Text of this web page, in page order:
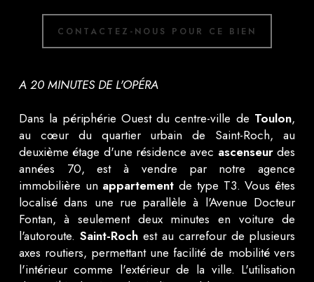
CONTACTEZ-NOUS POUR CE BIEN
A 20 MINUTES DE L'OPÉRA
Dans la périphérie Ouest du centre-ville de Toulon,
au cœur du quartier urbain de Saint-Roch, au
deuxième étage d'une résidence avec ascenseurdes
années 70, est à vendre par notre agence
immobilière un appartement de type T3. Vous êtes
localisé dans une rue parallèle à l'Avenue Docteur
Fontan, à seulement deux minutes en voiture de
l'autoroute. Saint-Rochest au carrefour de plusieurs
axes routiers, permettant une facilité de mobilité vers
l'intérieur comme l'extérieur de la ville. L'utilisation